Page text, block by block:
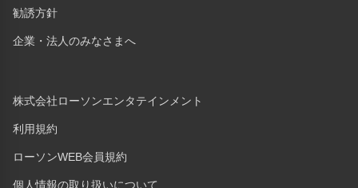
勧誘方針
企業・法人のみなさまへ
株式会社ローソンエンタテインメント
利用規約
ローソンWEB会員規約
個人情報の取り扱いについて